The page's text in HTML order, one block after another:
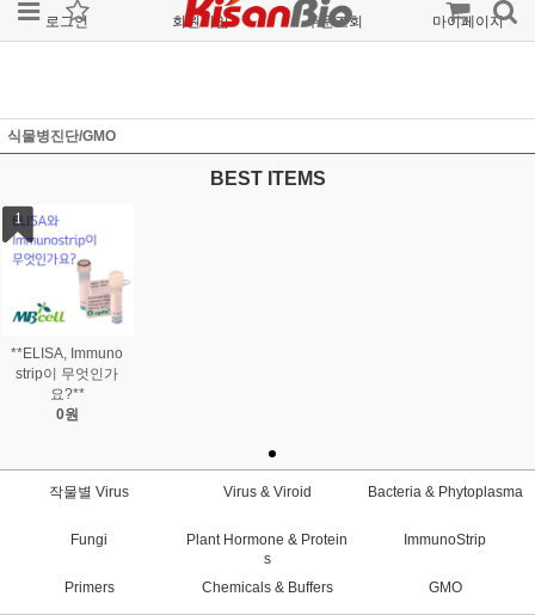
로그인 회원가입 주문조회 마이페이지
식물병진단/GMO
BEST ITEMS
1
**ELISA, Immuno
strip이 무엇인가
요?**
0원
작물별 Virus Virus & Viroid Bacteria & Phytoplasma
Fungi
Plant Hormone & Protein
s
ImmunoStrip
Primers Chemicals & Buffers GMO